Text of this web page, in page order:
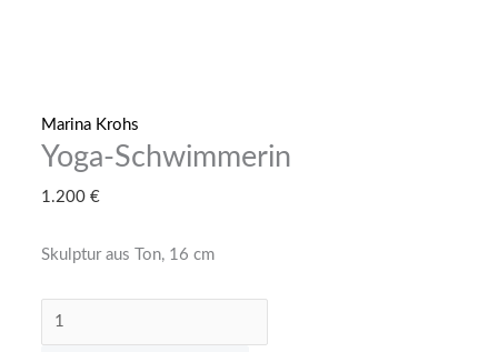
Marina Krohs
Yoga-Schwimmerin
1.200€
Skulptur aus Ton, 16 cm
Yoga-
Schwimmerin